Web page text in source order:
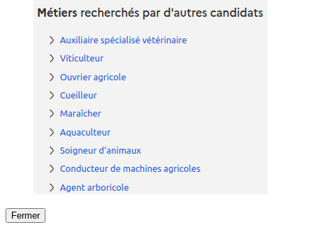
Fermer